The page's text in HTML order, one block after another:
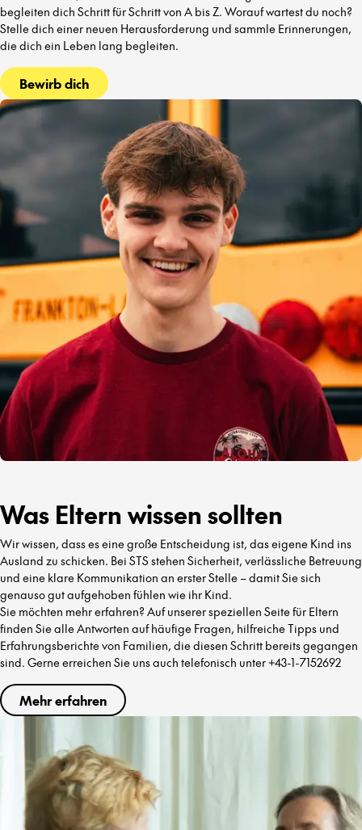
begleiten dich Schritt für Schritt von A bis Z. Worauf wartest du noch?
Stelle dich einer neuen Herausforderung und sammle Erinnerungen,
die dich ein Leben lang begleiten.
Bewirb dich
Was Eltern wissen sollten
Wir wissen, dass es eine große Entscheidung ist, das eigene Kind ins
Ausland zu schicken. Bei STS stehen Sicherheit, verlässliche Betreuung
und eine klare Kommunikation an erster Stelle – damit Sie sich
genauso gut aufgehoben fühlen wie ihr Kind.
Sie möchten mehr erfahren? Auf unserer speziellen Seite für Eltern
finden Sie alle Antworten auf häufige Fragen, hilfreiche Tipps und
Erfahrungsberichte von Familien, die diesen Schritt bereits gegangen
sind. Gerne erreichen Sie uns auch telefonisch unter +43-1-7152692
Mehr erfahren